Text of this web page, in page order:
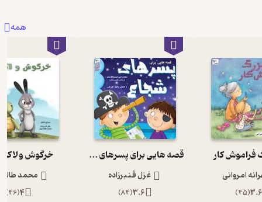
همه
فراموش کار
امروانی
3.6
(
45
)
قصه هایی برای پسرهای شجاع
غزل قنبرزاده
3.6
(
84
)
خرگوش و
محمد
4
(
46
)